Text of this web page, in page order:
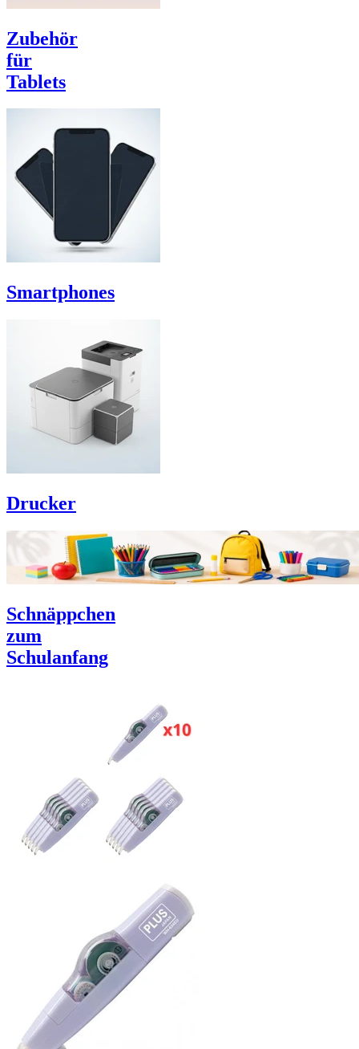
Zubehör
für
Tablets
Smartphones
Drucker
Schnäppchen
zum
Schulanfang